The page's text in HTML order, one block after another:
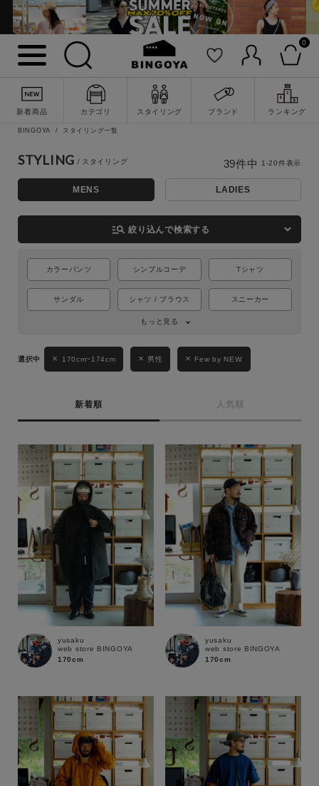
0
新着商品 カテゴリ スタイリング ブランド ランキング
詳細検索
BINGOYA スタイリング一覧
STYLING
MENS LADIES
manage_search 絞り込んで検索する
カラーパンツ シンプルコーデ Tシャツ
サンダル シャツ / ブラウス スニーカー
もっと見る
170cm~174cm 男性 Few by NEW.
新着順 人気順
39件中 1-20件表示
yusaku
web store BINGOYA
170cm
yusaku
web store BINGOYA
170cm